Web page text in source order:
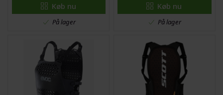
Køb nu
På lager
Køb nu
På lager